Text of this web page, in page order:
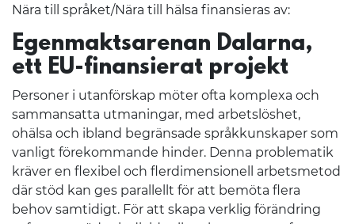
Nära till språket/Nära till hälsa finansieras av:
Egenmaktsarenan Dalarna,
ett EU-finansierat projekt
Personer i utanförskap möter ofta komplexa och
sammansatta utmaningar, med arbetslöshet,
ohälsa och ibland begränsade språkkunskaper som
vanligt förekommande hinder. Denna problematik
kräver en flexibel och flerdimensionell arbetsmetod
där stöd kan ges parallellt för att bemöta flera
behov samtidigt. För att skapa verklig förändring